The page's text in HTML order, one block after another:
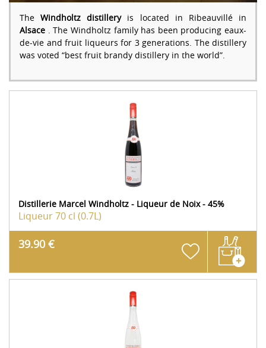
TheWindholtz distilleryis located in Ribeauvillé in
Alsace . The Windholtz family has been producing eaux-
de-vie and fruit liqueurs for 3 generations. The distillery
was voted “best fruit brandy distillery in the world”.
Distillerie Marcel Windholtz - Liqueur de Noix - 45%
Liqueur70 cl (0.7L)
39.90 €